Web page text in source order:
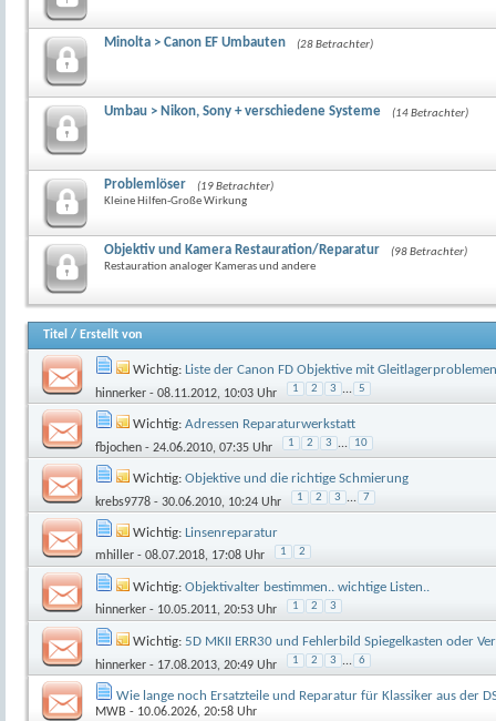
Minolta > Canon EF Umbauten (28 Betrachter)
Umbau > Nikon, Sony + verschiedene Systeme (14 Betrachter)
Problemlöser
(19 Betrachter)
Kleine Hilfen-Große Wirkung
Objektiv und Kamera Restauration/Reparatur
(98 Betrachter)
Restauration analoger Kameras und andere
Titel / Erstellt von
Wichtig: Liste der Canon FD Objektive mit Gleitlagerproblemen
hinnerker - 08.11.2012, 10:03 Uhr 1 2 3 ... 5
Wichtig: Adressen Reparaturwerkstatt
fbjochen - 24.06.2010, 07:35 Uhr 1 2 3 ... 10
Wichtig: Objektive und die richtige Schmierung
krebs9778 - 30.06.2010, 10:24 Uhr 1 2 3 ... 7
Wichtig: Linsenreparatur
mhiller - 08.07.2018, 17:08 Uhr 1 2
Wichtig: Objektivalter bestimmen.. wichtige Listen..
hinnerker - 10.05.2011, 20:53 Uhr 1 2 3
Wichtig: 5D MKII ERR30 und Fehlerbild Spiegelkasten oder
hinnerker - 17.08.2013, 20:49 Uhr 1 2 3 ... 6
Wie lange noch Ersatzteile und Reparatur für Klassiker aus der
MWB - 10.06.2026, 20:58 Uhr